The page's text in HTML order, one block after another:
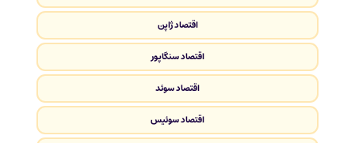
اقتصاد ژاپن
اقتصاد سنگاپور
اقتصاد سوئد
اقتصاد سوئیس